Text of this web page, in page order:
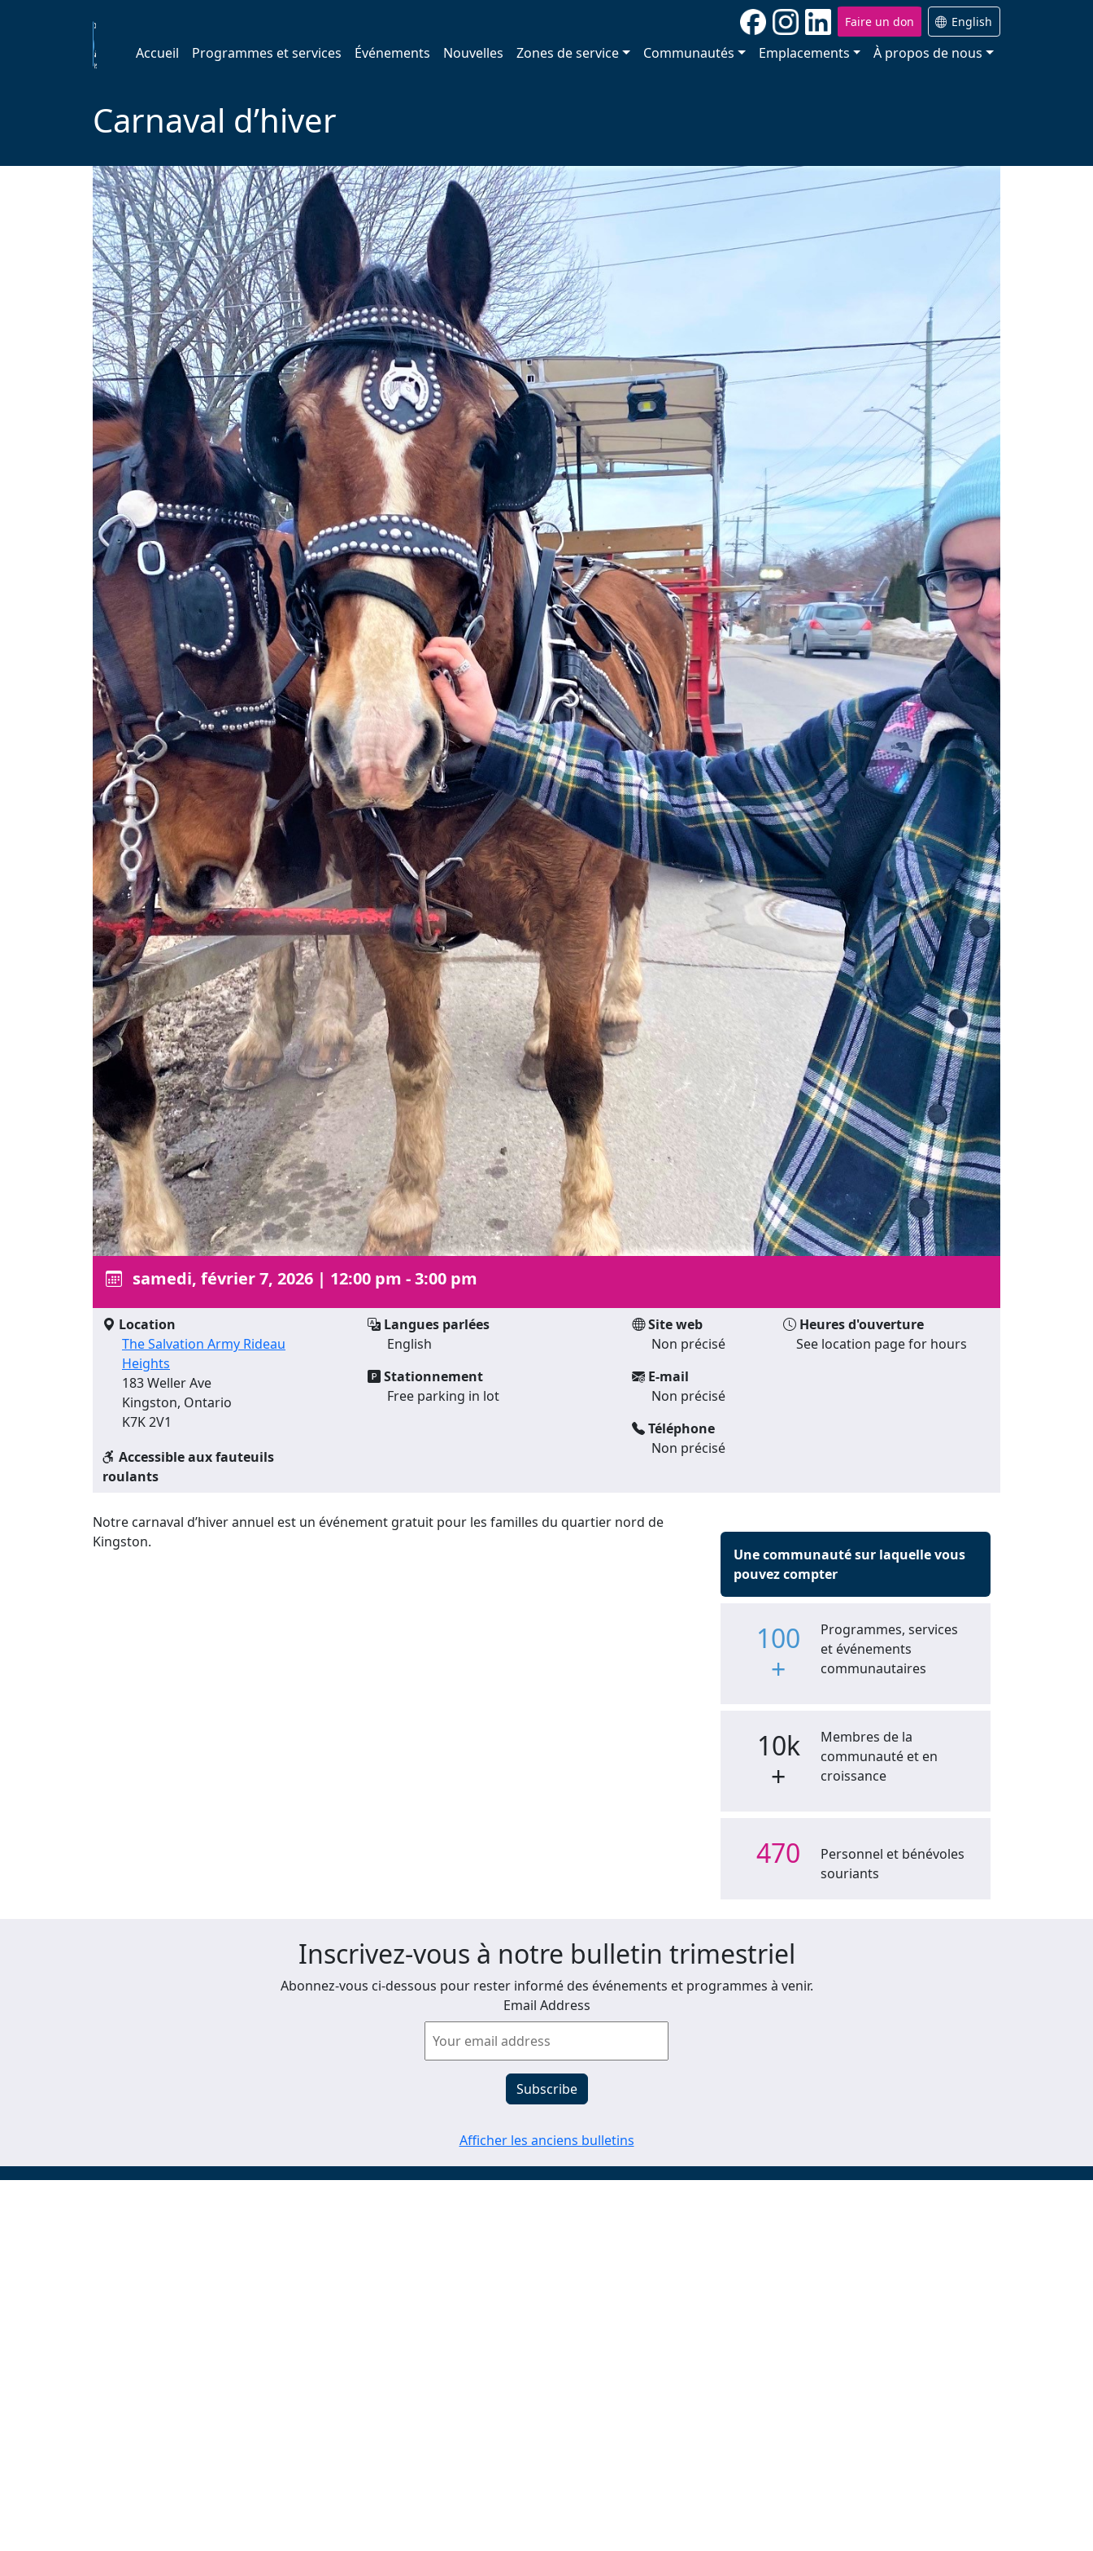
Faire un don English
Accueil Programmes et services Événements Nouvelles Zones de service Communautés Emplacements À propos de nous
Carnaval d’hiver
samedi, février 7, 2026 | 12:00 pm - 3:00 pm
Location
The Salvation Army Rideau
Heights
183 Weller Ave
Kingston, Ontario
K7K 2V1
Accessible aux fauteuils
roulants
Langues parlées
English
Stationnement
Free parking in lot
Site web
Non précisé
E-mail
Non précisé
Téléphone
Non précisé
Heures d'ouverture
See location page for hours
Notre carnaval d’hiver annuel est un événement gratuit pour les familles du quartier nord de
Kingston.
Une communauté sur laquelle vous
pouvez compter
100
+
Programmes, services
et événements
communautaires
10k
+
Membres de la
communauté et en
croissance
470
Personnel et bénévoles
souriants
Inscrivez-vous à notre bulletin trimestriel
Abonnez-vous ci-dessous pour rester informé des événements et programmes à venir.
Email Address
Afficher les anciens bulletins